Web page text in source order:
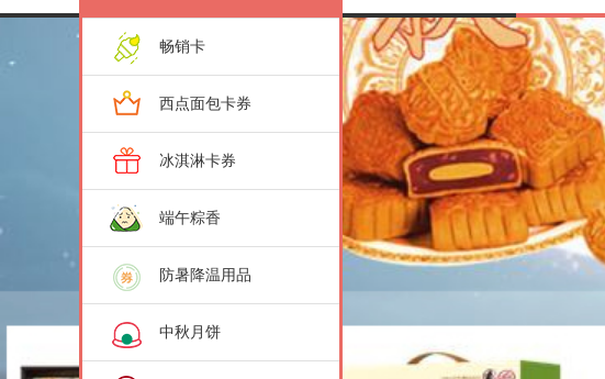
畅销卡
西点面包卡券
冰淇淋卡券
端午粽香
防暑降温用品
中秋月饼